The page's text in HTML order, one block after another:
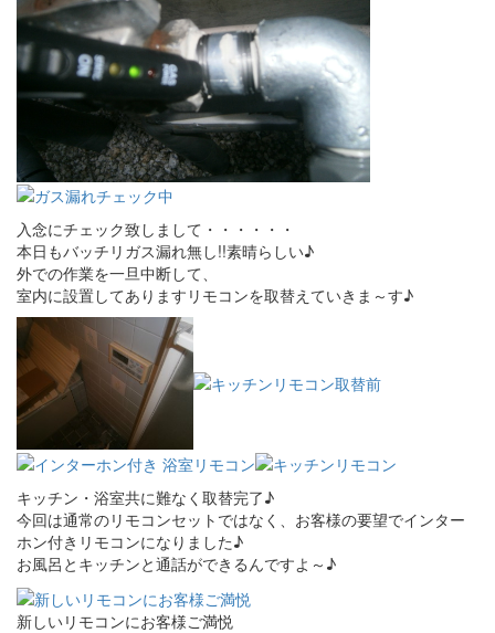
入念にチェック致しまして・・・・・・
本日もバッチリガス漏れ無し!!素晴らしい♪
外での作業を一旦中断して、
室内に設置してありますリモコンを取替えていきま～す♪
キッチン・浴室共に難なく取替完了♪
今回は通常のリモコンセットではなく、お客様の要望でインター
ホン付きリモコンになりました♪
お風呂とキッチンと通話ができるんですよ～♪
新しいリモコンにお客様ご満悦